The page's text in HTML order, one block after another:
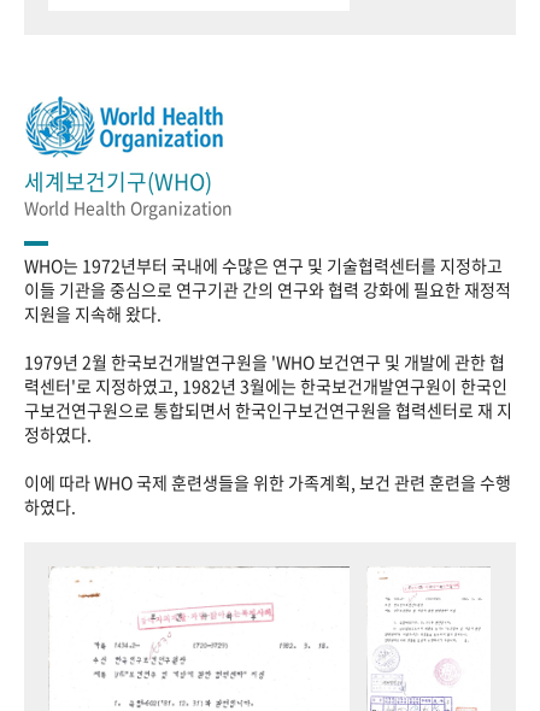
세계보건기구(WHO)
World Health Organization
WHO는 1972년부터 국내에 수많은 연구 및 기술협력센터를 지정하고
이들 기관을 중심으로 연구기관 간의 연구와 협력 강화에 필요한 재정적
지원을 지속해 왔다.
1979년 2월 한국보건개발연구원을 'WHO 보건연구 및 개발에 관한 협
력센터'로 지정하였고, 1982년 3월에는 한국보건개발연구원이 한국인
구보건연구원으로 통합되면서 한국인구보건연구원을 협력센터로 재 지
정하였다.
이에 따라 WHO 국제 훈련생들을 위한 가족계획, 보건 관련 훈련을 수행
하였다.